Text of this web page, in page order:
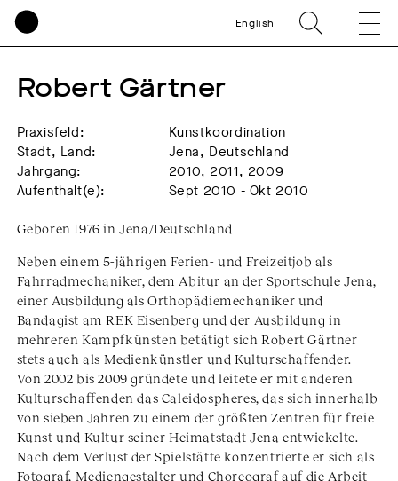
English
Robert Gärtner
Praxisfeld:
Kunstkoordination
Stadt, Land:
Jena, Deutschland
Jahrgang:
2010, 2011, 2009
Aufenthalt(e):
Sept 2010 - Okt 2010
Geboren 1976 in Jena/Deutschland
Neben einem 5-jährigen Ferien- und Freizeitjob als
Fahrradmechaniker, dem Abitur an der Sportschule Jena,
einer Ausbildung als Orthopädiemechaniker und
Bandagist am REK Eisenberg und der Ausbildung in
mehreren Kampfkünsten betätigt sich Robert Gärtner
stets auch als Medienkünstler und Kulturschaffender.
Von 2002 bis 2009 gründete und leitete er mit anderen
Kulturschaffenden das Caleidospheres, das sich innerhalb
von sieben Jahren zu einem der größten Zentren für freie
Kunst und Kultur seiner Heimatstadt Jena entwickelte.
Nach dem Verlust der Spielstätte konzentrierte er sich als
Fotograf, Mediengestalter und Choreograf auf die Arbeit